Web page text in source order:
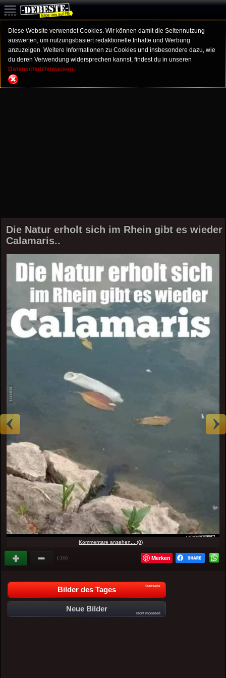
Diese Website verwendet Cookies. Wir können damit die Seitennutzung
auswerten, um nutzungsbasiert redaktionelle Inhalte und Werbung
anzuzeigen. Weitere Informationen zu Cookies und insbesondere dazu, wie
du deren Verwendung widersprechen kannst, findest du in unseren
Datenschutzhinweisen.
Die Natur erholt sich im Rhein gibt es wieder
Calamaris..
Kommentare ansehen... (0)
(-16) Merken
Bilder des Tages Startseite
Neue Bilder
nicht moderiert